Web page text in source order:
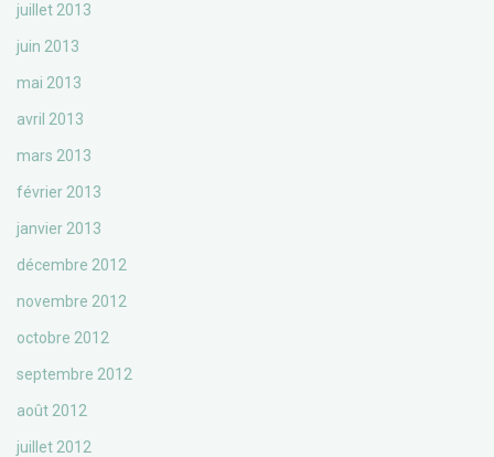
juillet 2013
juin 2013
mai 2013
avril 2013
mars 2013
février 2013
janvier 2013
décembre 2012
novembre 2012
octobre 2012
septembre 2012
août 2012
juillet 2012